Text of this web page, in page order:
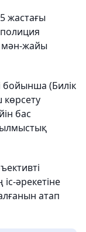
жастағы
мән-жайы
бойынша (Билік
көрсету
бас
әрекетіне
атап